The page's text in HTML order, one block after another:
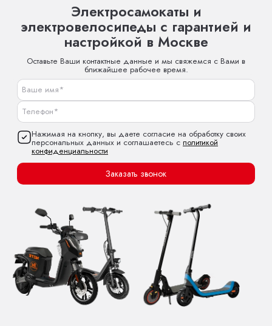
Электросамокаты и
электровелосипеды с гарантией и
настройкой в Москве
Оставьте Ваши контактные данные и мы свяжемся с Вами в
ближайшее рабочее время.
Нажимая на кнопку, вы даете согласие на обработку своих
персональных данных и соглашаетесь с политикой
конфиденциальности
Заказать звонок